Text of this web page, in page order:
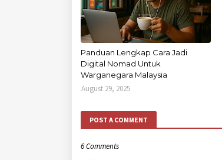
Panduan Lengkap Cara Jadi
Digital Nomad Untuk
Warganegara Malaysia
August 29, 2025
POST A COMMENT
6 Comments